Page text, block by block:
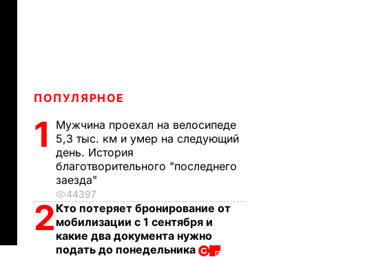
ПОПУЛЯРНОЕ
1
Мужчина проехал на велосипеде
5,3 тыс. км и умер на следующий
день. История
благотворительного "последнего
заезда"
44397
2 Кто потеряет бронирование от
мобилизации с 1 сентября и
какие два документа нужно
подать до понедельника